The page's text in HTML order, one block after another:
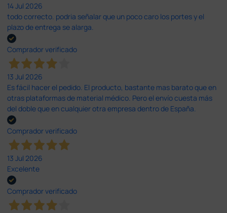
14 Jul 2026
todo correcto. podria señalar que un poco caro los portes y el
plazo de entrega se alarga.
Comprador verificado
13 Jul 2026
Es fácil hacer el pedido. El producto, bastante mas barato que en
otras plataformas de material médico. Pero el envío cuesta más
del doble que en cualquier otra empresa dentro de España.
Comprador verificado
13 Jul 2026
Excelente
Comprador verificado